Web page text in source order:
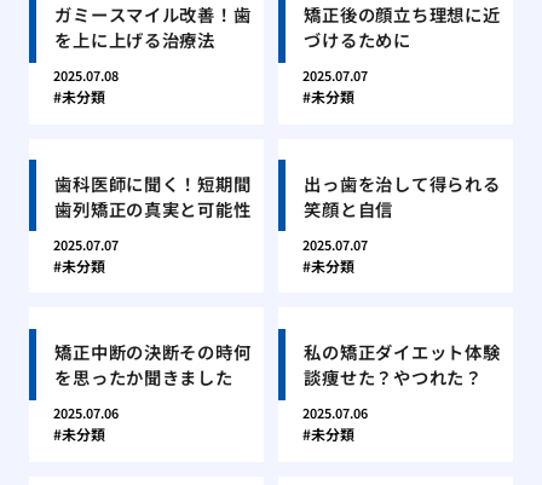
ガミースマイル改善！歯
を上に上げる治療法
2025.07.08
未分類
矯正後の顔立ち理想に近
づけるために
2025.07.07
未分類
歯科医師に聞く！短期間
歯列矯正の真実と可能性
2025.07.07
未分類
出っ歯を治して得られる
笑顔と自信
2025.07.07
未分類
矯正中断の決断その時何
を思ったか聞きました
2025.07.06
未分類
私の矯正ダイエット体験
談痩せた？やつれた？
2025.07.06
未分類